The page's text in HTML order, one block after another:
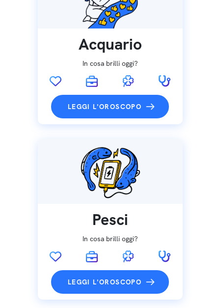
Acquario
In cosa brilli oggi?
LEGGI L'OROSCOPO
Pesci
In cosa brilli oggi?
LEGGI L'OROSCOPO